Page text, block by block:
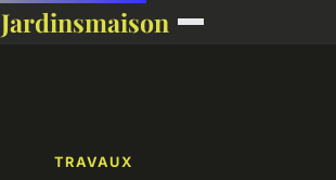
Jardinsmaison
TRAVAUX